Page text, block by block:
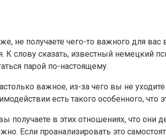
не получаете чего-то важного для
К слову сказать, известный немецкий
парой по-настоящему.
важное, из-за чего вы не
есть такого особенного,
в этих отношениях, что они
Если проанализировать это